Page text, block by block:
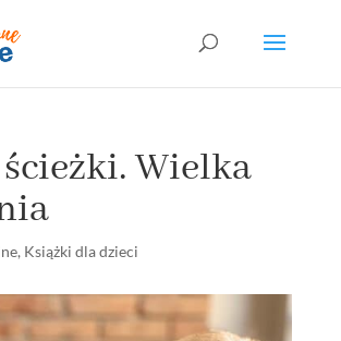
Wielka
, Książki dla dzieci